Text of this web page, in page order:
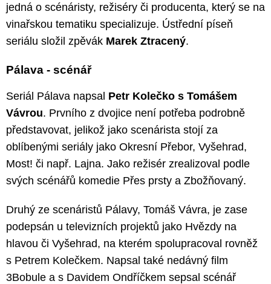
jedná o scénáristy, režiséry či producenta, který se na
vinařskou tematiku specializuje. Ústřední píseň
seriálu složil zpěvák Marek Ztracený.
Pálava - scénář
Seriál Pálava napsal Petr Kolečko s Tomášem
Vávrou. Prvního z dvojice není potřeba podrobně
představovat, jelikož jako scenárista stojí za
oblíbenými seriály jako Okresní Přebor, Vyšehrad,
Most! či např. Lajna. Jako režisér zrealizoval podle
svých scénářů komedie Přes prsty a Zbožňovaný.
Druhý ze scenáristů Pálavy, Tomáš Vávra, je zase
podepsán u televizních projektů jako Hvězdy na
hlavou či Vyšehrad, na kterém spolupracoval rovněž
s Petrem Kolečkem. Napsal také nedávný film
3Bobule a s Davidem Ondříčkem sepsal scénář